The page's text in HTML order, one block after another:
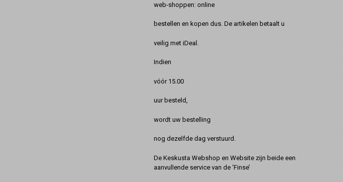
web-shoppen: online
bestellen en kopen dus. De artikelen betaalt u
veilig met iDeal.
Indien
vóór 15.00
uur besteld,
wordt uw bestelling
nog dezelfde dag verstuurd.
De Keskusta Webshop en Website zijn beide een
aanvullende service van de ‘Finse’